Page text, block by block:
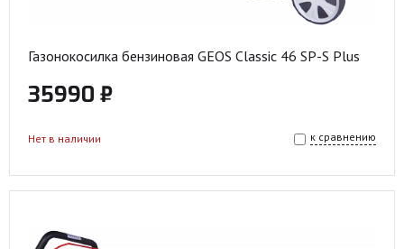
Газонокосилка бензиновая GEOS Classic 46 SP-S Plus
35990 ₽
к сравнению
Нет в наличии